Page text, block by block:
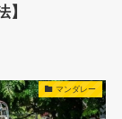
マンダレー